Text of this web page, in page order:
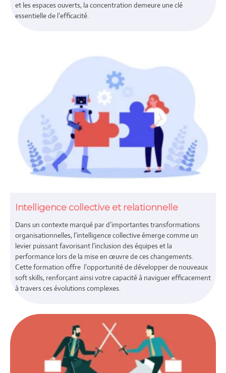
et les espaces ouverts, la concentration demeure une clé
essentielle de l’efficacité.
Intelligence collective et relationnelle
Dans un contexte marqué par d’importantes transformations
organisationnelles, l’intelligence collective émerge comme un
levier puissant favorisant l’inclusion des équipes et la
performance lors de la mise en œuvre de ces changements.
Cette formation offre l’opportunité de développer de nouveaux
soft skills, renforçant ainsi votre capacité à naviguer efficacement
à travers ces évolutions complexes.